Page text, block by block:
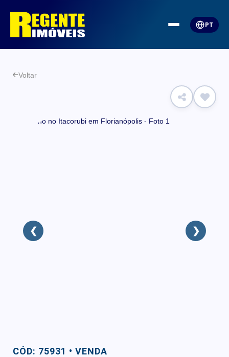
PT
Voltar
❮ ❯
CÓD: 75931 • VENDA